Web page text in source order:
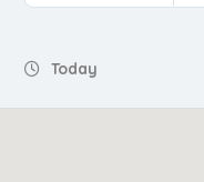
Today